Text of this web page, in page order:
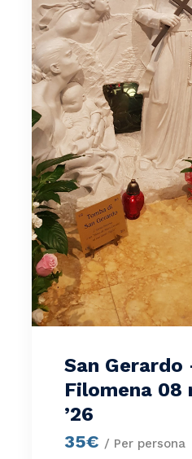
San Gerardo
Filomena 08
’26
35€ / Per persona